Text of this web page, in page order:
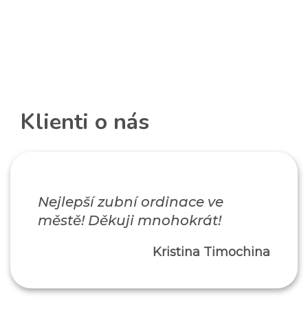
Klienti o nás
Nejlepší zubní ordinace ve
městě! Děkuji mnohokrát!
Kristina Timochina